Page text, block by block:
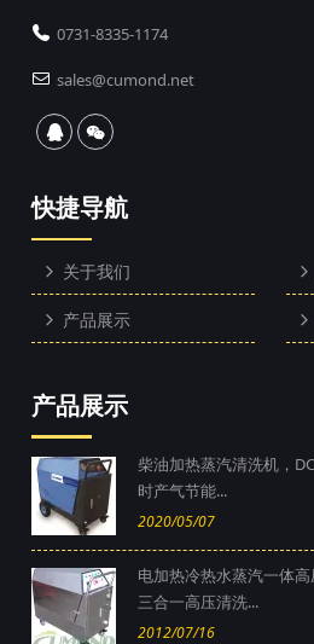
0731-8335-1174
sales@cumond.net
快捷导航
关于我们
产品展示
产品展示
柴油加热蒸汽清洗机，
时产气节能...
2020/05/07
电加热冷热水蒸汽一体
三合一高压清洗...
2012/07/16